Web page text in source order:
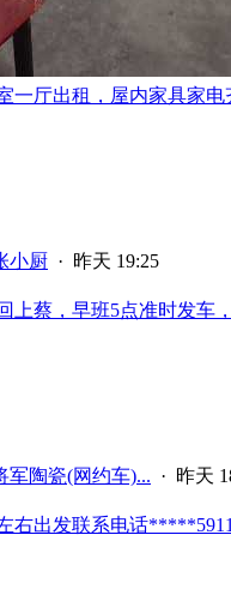
一厅出租，屋内家具家电
小厨 · 昨天 19:25
上蔡，早班5点准时发车
军陶瓷(网约车)... · 昨天
右出发联系电话